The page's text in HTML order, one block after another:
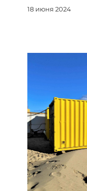
18 июня 2024